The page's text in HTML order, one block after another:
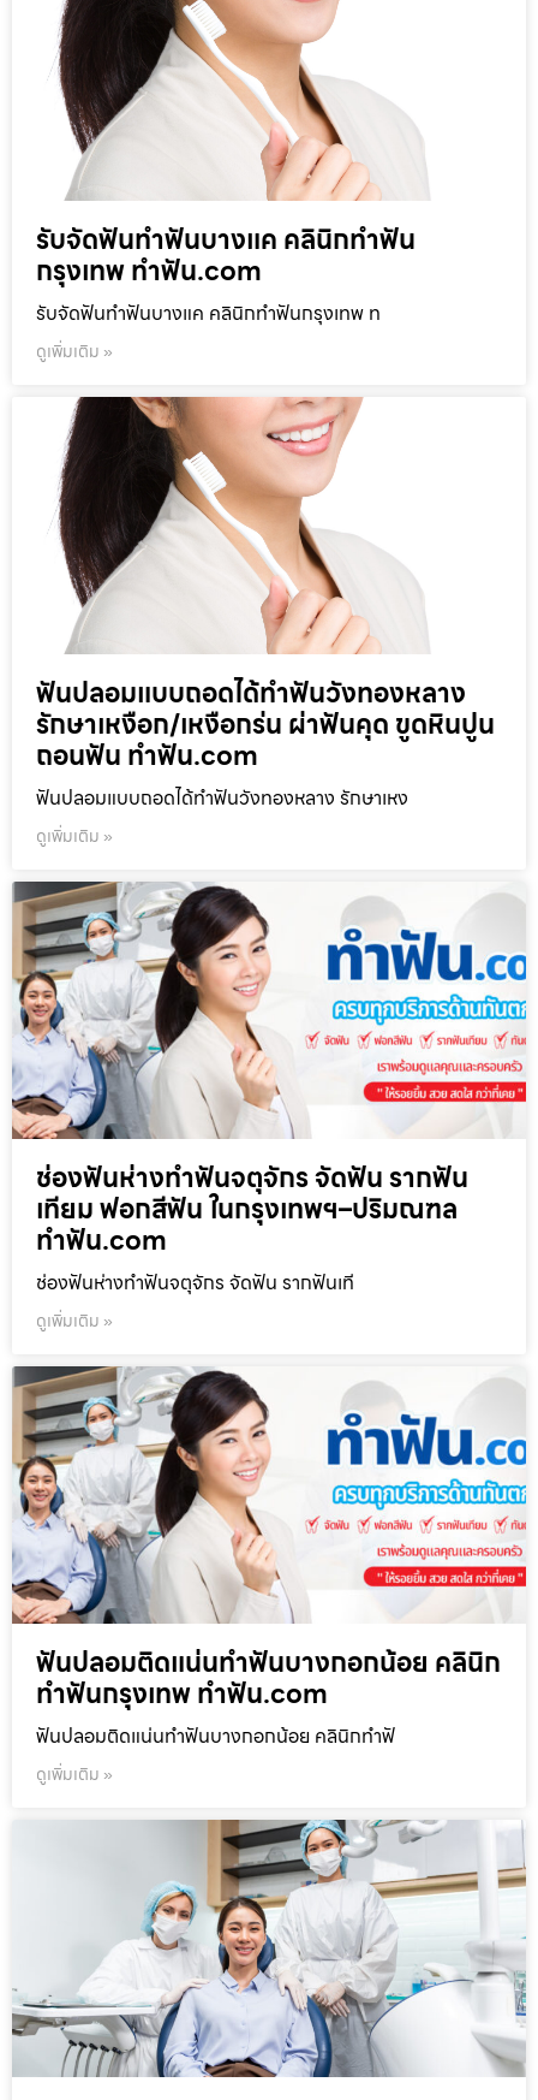
รับจัดฟันทำฟันบางแค คลินิกทำฟัน
กรุงเทพ ทำฟัน.com
รับจัดฟันทำฟันบางแค คลินิกทำฟันกรุงเทพ ท
ดูเพิ่มเติม »
ฟันปลอมแบบถอดได้ทำฟันวังทองหลาง
รักษาเหงือก/เหงือกร่น ผ่าฟันคุด ขูดหินปูน
ถอนฟัน ทำฟัน.com
ฟันปลอมแบบถอดได้ทำฟันวังทองหลาง รักษาเหง
ดูเพิ่มเติม »
ช่องฟันห่างทำฟันจตุจักร จัดฟัน รากฟัน
เทียม ฟอกสีฟัน ในกรุงเทพฯ–ปริมณฑล
ทำฟัน.com
ช่องฟันห่างทำฟันจตุจักร จัดฟัน รากฟันเที
ดูเพิ่มเติม »
ฟันปลอมติดแน่นทำฟันบางกอกน้อย คลินิก
ทำฟันกรุงเทพ ทำฟัน.com
ฟันปลอมติดแน่นทำฟันบางกอกน้อย คลินิกทำฟั
ดูเพิ่มเติม »